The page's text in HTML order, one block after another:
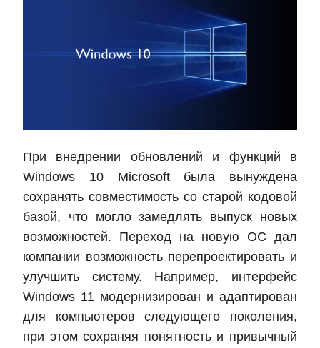
При внедрении обновлений и функций в
Windows 10 Microsoft была вынуждена
сохранять совместимость со старой кодовой
базой, что могло замедлять выпуск новых
возможностей. Переход на новую ОС дал
компании возможность перепроектировать и
улучшить систему. Например, интерфейс
Windows 11 модернизирован и адаптирован
для компьютеров следующего поколения,
при этом сохраняя понятность и привычный